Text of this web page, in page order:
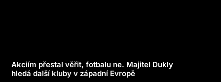
Akciím přestal věřit, fotbalu ne. Majitel Dukly
hledá další kluby v západní Evropě